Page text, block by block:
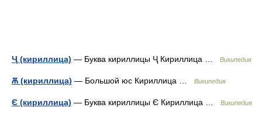
Ҷ (кириллица) — Буква кириллицы Ҷ Кириллица … Википедия
Ѫ (кириллица) — Большой юс Кириллица … Википедия
Є (кириллица) — Буква кириллицы Є Кириллица … Википедия